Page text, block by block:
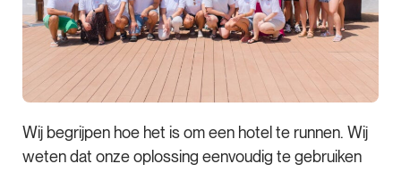
Wij begrijpen hoe het is om een hotel te runnen. Wij
weten dat onze oplossing eenvoudig te gebruiken